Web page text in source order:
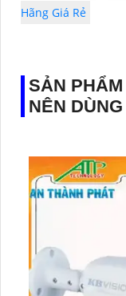
Hãng Giá Rẻ
SẢN
NÊN DÙNG